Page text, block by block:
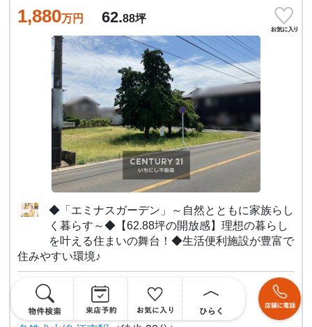
1,880万円 62.88坪
◆「エミナスガーデン」～自然とともに家族らし
く暮らす～◆【62.88坪の開放感】理想の暮らし
を叶える住まいの舞台！◆生活便利施設が豊富で
住みやすい環境♪
上水道 公営
江南市飛高町泉